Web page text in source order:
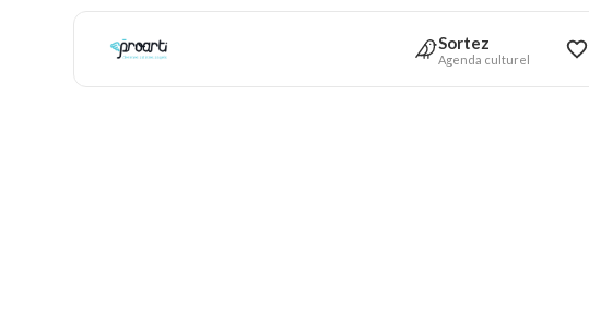
Sortez
Agenda culturel